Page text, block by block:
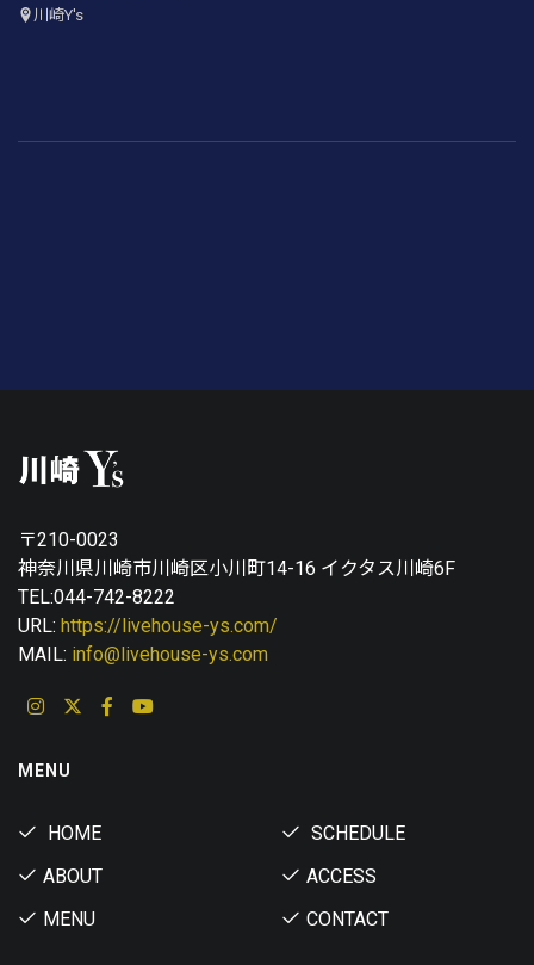
川崎Y's
〒210-0023
神奈川県川崎市川崎区小川町14-16 イクタス川崎6F
TEL:044-742-8222
URL: https://livehouse-ys.com/
MAIL: info@livehouse-ys.com
MENU
HOME
SCHEDULE
ABOUT
ACCESS
MENU
CONTACT